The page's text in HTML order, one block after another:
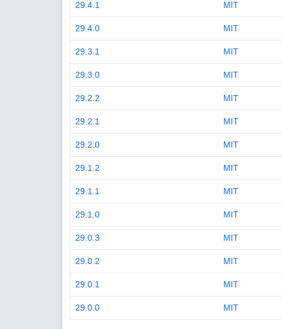
29.4.1 MIT
29.4.0 MIT
29.3.1 MIT
29.3.0 MIT
29.2.2 MIT
29.2.1 MIT
29.2.0 MIT
29.1.2 MIT
29.1.1 MIT
29.1.0 MIT
29.0.3 MIT
29.0.2 MIT
29.0.1 MIT
29.0.0 MIT